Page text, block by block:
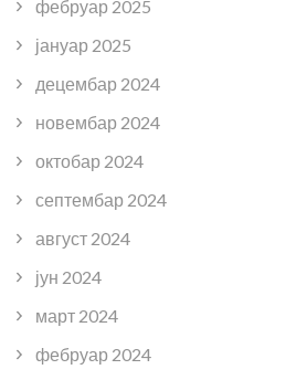
фебруар 2025
јануар 2025
децембар 2024
новембар 2024
октобар 2024
септембар 2024
август 2024
јун 2024
март 2024
фебруар 2024